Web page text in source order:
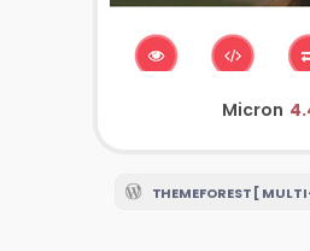
Micron
THEMEFOREST [